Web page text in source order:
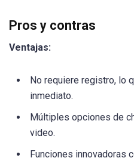
Pros y contras
Ventajas:
No requiere registro, lo
inmediato.
Múltiples opciones de
video.
Funciones innovadoras